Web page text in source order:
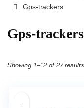
Gps-trackers
Gps-trackers
Showing 1–12 of 27 results